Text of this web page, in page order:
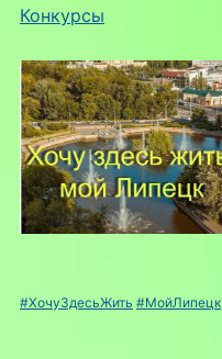
Конкурсы
#ХочуЗдесьЖить #МойЛипецк